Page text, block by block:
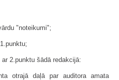
"noteikumi";
2.punktu šādā redakcijā:
otrajā daļā par auditora amata